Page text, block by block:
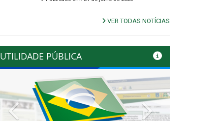
VER TODAS NOTÍCIAS
UTILIDADE PÚBLICA
Previous Next